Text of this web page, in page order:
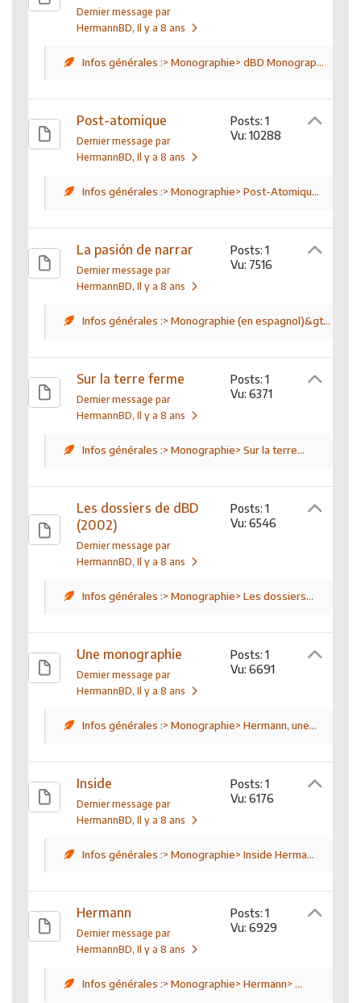
Dernier message par
HermannBD, Il y a 8 ans
Infos générales :> Monographie> dBD Monograp...
Post-atomique
Dernier message par
HermannBD, Il y a 8 ans
Posts: 1
Vu: 10288
Infos générales :> Monographie> Post-Atomiqu...
La pasión de narrar
Dernier message par
HermannBD, Il y a 8 ans
Posts: 1
Vu: 7516
Infos générales :> Monographie (en espagnol)&gt...
Sur la terre ferme
Dernier message par
HermannBD, Il y a 8 ans
Posts: 1
Vu: 6371
Infos générales :> Monographie> Sur la terre...
Les dossiers de dBD
(2002)
Dernier message par
HermannBD, Il y a 8 ans
Posts: 1
Vu: 6546
Infos générales :> Monographie> Les dossiers...
Une monographie
Dernier message par
HermannBD, Il y a 8 ans
Posts: 1
Vu: 6691
Infos générales :> Monographie> Hermann, une...
Inside
Dernier message par
HermannBD, Il y a 8 ans
Posts: 1
Vu: 6176
Infos générales :> Monographie> Inside Herma...
Hermann
Dernier message par
HermannBD, Il y a 8 ans
Posts: 1
Vu: 6929
Infos générales :> Monographie> Hermann> ...